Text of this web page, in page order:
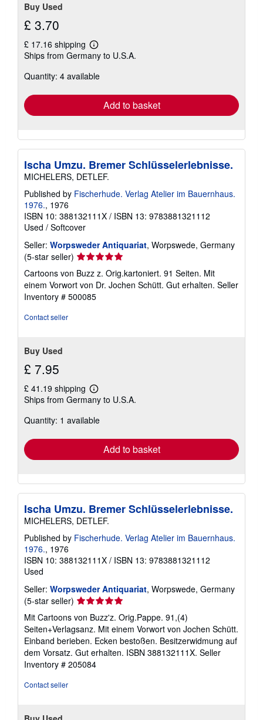
Buy Used
£ 3.70
£ 17.16 shipping
Learn
more
shipping
Ships from Germany to U.S.A.
Quantity: 4 available
Add to basket
Ischa Umzu. Bremer Schlüsselerlebnisse.
MICHELERS, DETLEF.
Published by Fischerhude. Verlag Atelier im Bauernhaus.
1976., 1976
ISBN 10: 388132111X / ISBN 13: 9783881321112
Used / Softcover
Seller: Worpsweder Antiquariat, Worpswede, Germany
(5-star seller) Seller
rating
5
out
of
Cartoons von Buzz z. Orig.kartoniert. 91 Seiten. Mit
einem Vorwort von Dr. Jochen Schütt. Gut erhalten. Seller
Inventory # 500085
Contact seller
Buy Used
£ 7.95
£ 41.19 shipping
Learn
more
shipping
Ships from Germany to U.S.A.
Quantity: 1 available
Add to basket
Ischa Umzu. Bremer Schlüsselerlebnisse.
MICHELERS, DETLEF.
Published by Fischerhude. Verlag Atelier im Bauernhaus.
1976., 1976
ISBN 10: 388132111X / ISBN 13: 9783881321112
Used
Seller: Worpsweder Antiquariat, Worpswede, Germany
(5-star seller) Seller
rating
5
out
of
5
stars
Mit Cartoons von Buzz'z. Orig.Pappe. 91,(4)
Seiten+Verlagsanz. Mit einem Vorwort von Jochen Schütt.
Einband berieben. Ecken bestoßen. Besitzerwidmung auf
dem Vorsatz. Gut erhalten. ISBN 388132111X. Seller
Inventory # 205084
Contact seller